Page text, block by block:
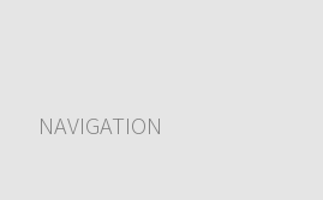
NAVIGATION